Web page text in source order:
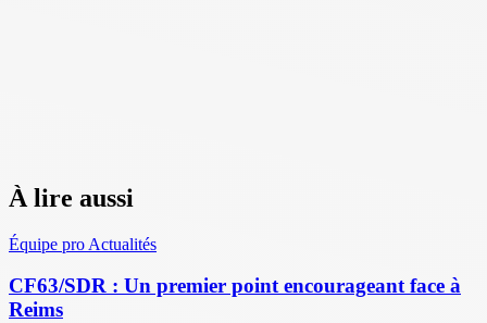
À lire aussi
Équipe pro Actualités
CF63/SDR : Un premier point encourageant face à
Reims